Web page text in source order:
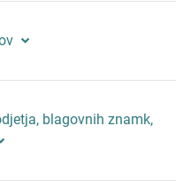
blagovnih znamk,